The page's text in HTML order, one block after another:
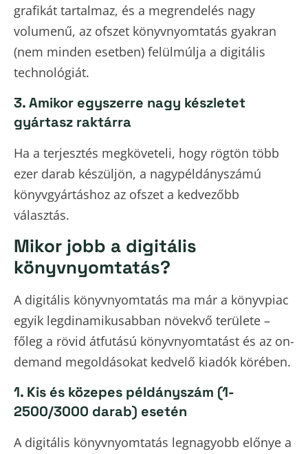
grafikát tartalmaz, és a megrendelés nagy
volumenű, az ofszet könyvnyomtatás gyakran
(nem minden esetben) felülmúlja a digitális
technológiát.
3. Amikor egyszerre nagy készletet
gyártasz raktárra
Ha a terjesztés megköveteli, hogy rögtön több
ezer darab készüljön, a nagypéldányszámú
könyvgyártáshoz az ofszet a kedvezőbb
választás.
Mikor jobb a digitális
könyvnyomtatás?
A digitális könyvnyomtatás ma már a könyvpiac
egyik legdinamikusabban növekvő területe –
főleg a rövid átfutású könyvnyomtatást és az on-
demand megoldásokat kedvelő kiadók körében.
1. Kis és közepes példányszám (1-
2500/3000 darab) esetén
A digitális könyvnyomtatás legnagyobb előnye a